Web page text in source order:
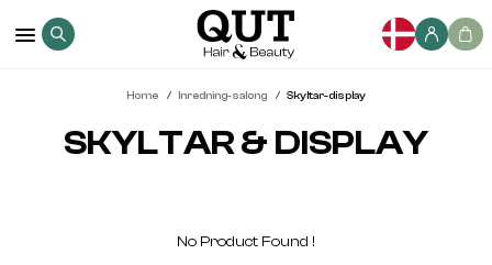
Home Inredning-salong Skyltar-display
SKYLTAR & DISPLAY
No Product Found !